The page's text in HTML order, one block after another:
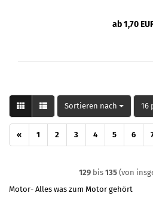
ab 1,70
Sortieren nach
Sortieren nach 16
« 1 2 3 4 5 6
129 bis 135 (von
Motor- Alles was zum Motor gehört